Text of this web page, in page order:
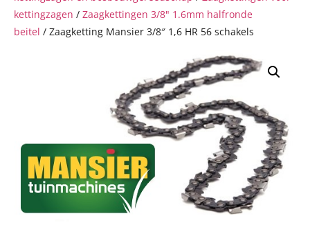
kettingzagen / Zaagkettingen 3/8" 1.6mm halfronde
beitel / Zaagketting Mansier 3/8″ 1,6 HR 56 schakels